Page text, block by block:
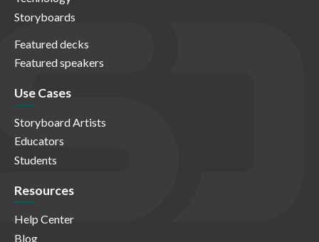
Storyboards
Featured decks
Featured speakers
Use Cases
Storyboard Artists
Educators
Students
Resources
Help Center
Blog